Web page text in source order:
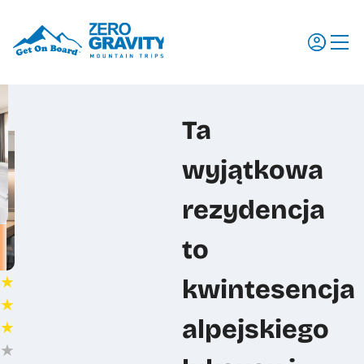
Regiony
Szkolenia
Dlaczego my
Dokumenty do pobrania
Ubezpieczenia
★
★
★
★
Ta
wyjątkowa
rezydencja
to
kwintesencja
alpejskiego